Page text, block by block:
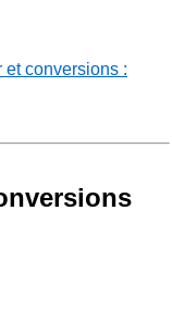
et conversions :